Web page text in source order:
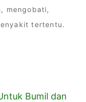
mengobati,
tertentu.
Bumil dan